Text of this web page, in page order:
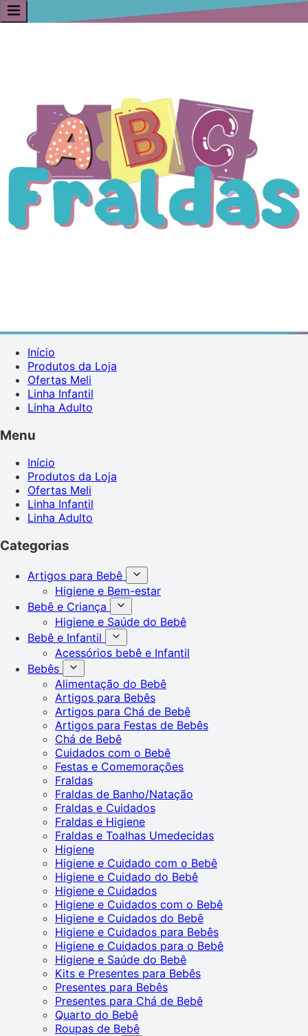
Início
Produtos da Loja
Ofertas Meli
Linha Infantil
Linha Adulto
Menu
Início
Produtos da Loja
Ofertas Meli
Linha Infantil
Linha Adulto
Categorias
Artigos para Bebê
Higiene e Bem-estar
Bebê e Criança
Higiene e Saúde do Bebê
Bebê e Infantil
Acessórios bebê e Infantil
Bebês
Alimentação do Bebê
Artigos para Bebês
Artigos para Chá de Bebê
Artigos para Festas de Bebês
Chá de Bebê
Cuidados com o Bebê
Festas e Comemorações
Fraldas
Fraldas de Banho/Natação
Fraldas e Cuidados
Fraldas e Higiene
Fraldas e Toalhas Umedecidas
Higiene
Higiene e Cuidado com o Bebê
Higiene e Cuidado do Bebê
Higiene e Cuidados
Higiene e Cuidados com o Bebê
Higiene e Cuidados do Bebê
Higiene e Cuidados para Bebês
Higiene e Cuidados para o Bebê
Higiene e Saúde do Bebê
Kits e Presentes para Bebês
Presentes para Bebês
Presentes para Chá de Bebê
Quarto do Bebê
Roupas de Bebê